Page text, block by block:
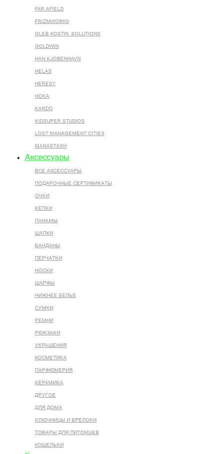
FAR AFIELD
FRIZMWORKS
GLEB KOSTIN .SOLUTIONS
GOLDWIN
HAN KJOBENHAVN
HELAS
HERESY
HOKA
KARDO
KIDSUPER STUDIOS
LOST MANAGEMENT CITIES
MANASTASH
Аксессуары
ВСЕ AКСЕССУАРЫ
ПОДАРОЧНЫЕ СЕРТИФИКАТЫ
ОЧКИ
КЕПКИ
ПАНАМЫ
ШАПКИ
БАНДАНЫ
ПЕРЧАТКИ
НОСКИ
ШАРФЫ
НИЖНЕЕ БЕЛЬЕ
СУМКИ
РЕМНИ
РЮКЗАКИ
УКРАШЕНИЯ
КОСМЕТИКА
ПАРФЮМЕРИЯ
КЕРАМИКА
ДРУГОЕ
ДЛЯ ДОМА
КЛЮЧНИЦЫ И БРЕЛОКИ
ТОВАРЫ ДЛЯ ПИТОМЦЕВ
КОШЕЛЬКИ